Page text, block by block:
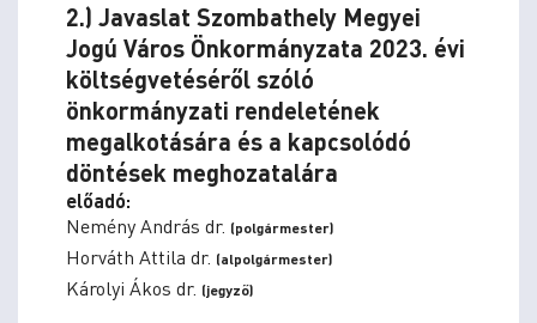
2.) Javaslat Szombathely Megyei
Jogú Város Önkormányzata 2023. évi
költségvetéséről szóló
önkormányzati rendeletének
megalkotására és a kapcsolódó
döntések meghozatalára
előadó:
Nemény András dr. (polgármester)
Horváth Attila dr. (alpolgármester)
Károlyi Ákos dr. (jegyző)